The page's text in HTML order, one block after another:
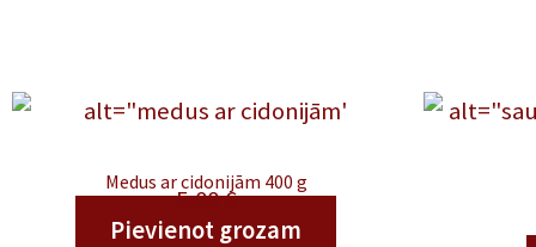
Medus ar cidonijām 400 g
5,00€
Pievienot grozam